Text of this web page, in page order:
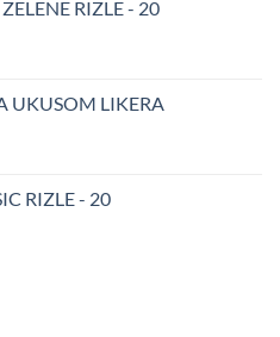
1,500 RSD.
RIZLE - 20
UKUSOM LIKERA
RIZLE - 20